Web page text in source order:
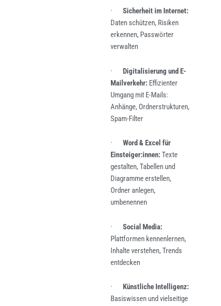
· Sicherheit im Internet:
Daten schützen, Risiken
erkennen, Passwörter
verwalten
· Digitalisierung und E-
Mailverkehr: Effizienter
Umgang mit E-Mails:
Anhänge, Ordnerstrukturen,
Spam-Filter
· Word & Excel für
Einsteiger:innen:Texte
gestalten, Tabellen und
Diagramme erstellen,
Ordner anlegen,
umbenennen
·
Social Media:
Plattformen kennenlernen,
Inhalte verstehen, Trends
entdecken
·
Künstliche Intelligenz:
Basiswissen und vielseitige